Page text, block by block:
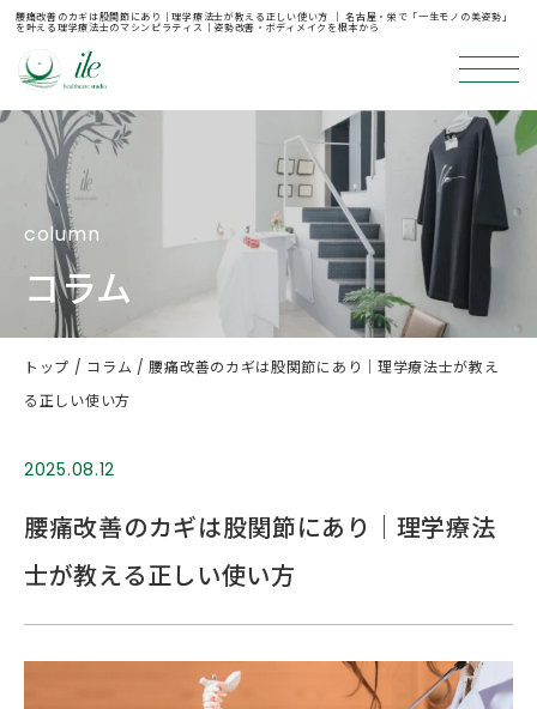
腰痛改善のカギは股関節にあり｜理学療法士が教える正しい使い方 ｜ 名古屋・栄で「一生モノの美姿勢」
を叶える理学療法士のマシンピラティス｜姿勢改善・ボディメイクを根本から
column
コラム
トップ コラム
腰痛改善のカギは股関節にあり｜理学療法士が教え
る正しい使い方
2025.08.12
腰痛改善のカギは股関節にあり｜理学療法
士が教える正しい使い方